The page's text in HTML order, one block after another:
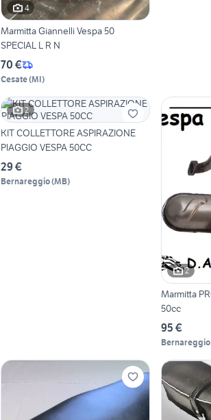
4
Marmitta Giannelli Vespa 50
SPECIAL L R N
70 €
Cesate(MI)
2
KIT COLLETTORE ASPIRAZIONE
PIAGGIO VESPA 50CC
29 €
Bernareggio(MB)
2
Marmitta
50cc
95 €
Bernareggio